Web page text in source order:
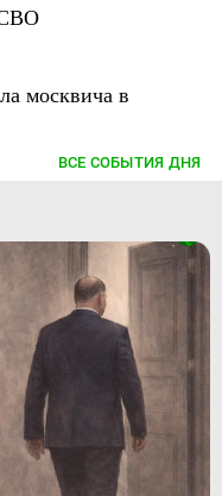
СВО
москвича в
ВСЕ СОБЫТИЯ ДНЯ